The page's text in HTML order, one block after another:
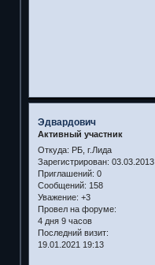
Эдвардович
Активный участник
Откуда: РБ, г.Лида
Зарегистрирован: 03.03.2013
Приглашений: 0
Сообщений: 158
Уважение: +3
Провел на форуме:
4 дня 9 часов
Последний визит:
19.01.2021 19:13